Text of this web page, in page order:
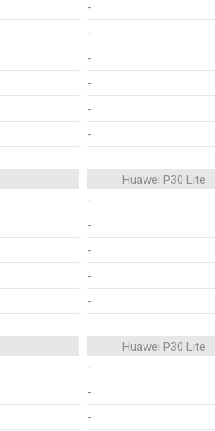
-
-
-
-
-
-
Huawei P30 Lite
-
-
-
-
-
Huawei P30 Lite
-
-
-